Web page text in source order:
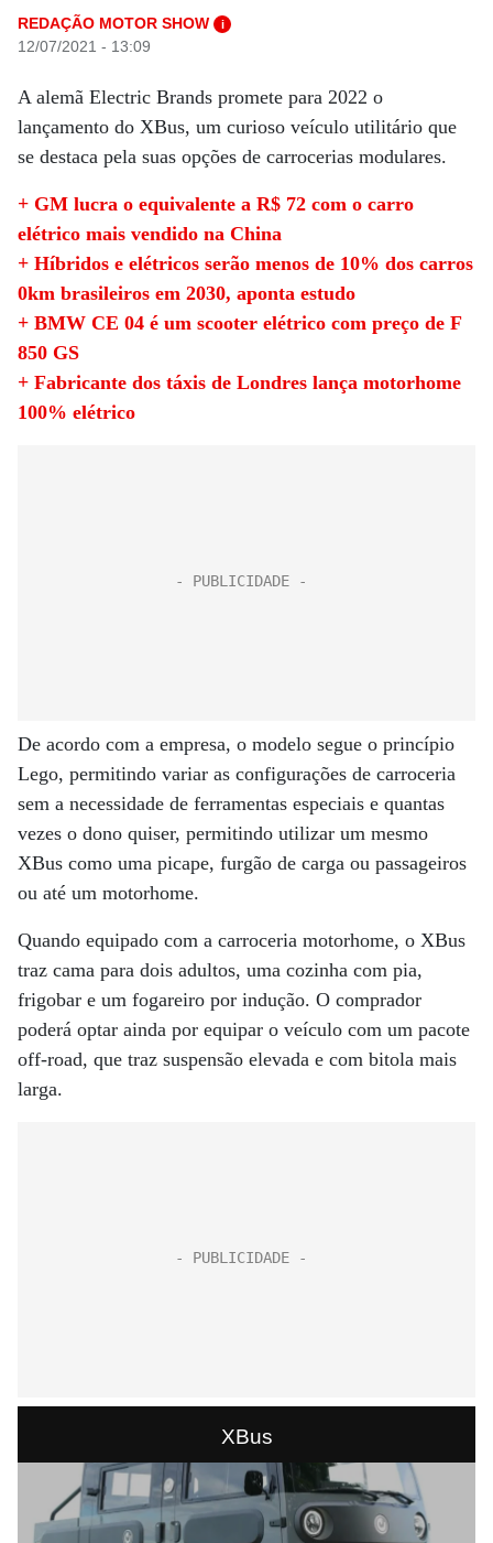
REDAÇÃO MOTOR SHOW i
12/07/2021 - 13:09
A alemã Electric Brands promete para 2022 o
lançamento do XBus, um curioso veículo utilitário que
se destaca pela suas opções de carrocerias modulares.
+ GM lucra o equivalente a R$ 72 com o carro
elétrico mais vendido na China
+ Híbridos e elétricos serão menos de 10% dos carros
0km brasileiros em 2030, aponta estudo
+ BMW CE 04 é um scooter elétrico com preço de F
850 GS
+ Fabricante dos táxis de Londres lança motorhome
100% elétrico
De acordo com a empresa, o modelo segue o princípio
Lego, permitindo variar as configurações de carroceria
sem a necessidade de ferramentas especiais e quantas
vezes o dono quiser, permitindo utilizar um mesmo
XBus como uma picape, furgão de carga ou passageiros
ou até um motorhome.
Quando equipado com a carroceria motorhome, o XBus
traz cama para dois adultos, uma cozinha com pia,
frigobar e um fogareiro por indução. O comprador
poderá optar ainda por equipar o veículo com um pacote
off-road, que traz suspensão elevada e com bitola mais
larga.
XBus